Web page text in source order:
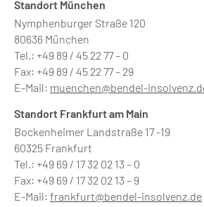
Standort München
Nymphenburger Straße 120
80636 München
Tel.: +49 89 / 45 22 77 – 0
Fax: +49 89 / 45 22 77 – 29
E-Mail: muenchen@bendel-
Standort Frankfurt am Main
Bockenheimer Landstraße 17 -19
60325 Frankfurt
Tel.: +49 69 / 17 32 02 13 – 0
Fax: +49 69 / 17 32 02 13 – 9
E-Mail: frankfurt@bendel-insolvenz.de